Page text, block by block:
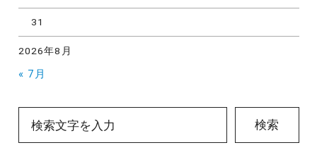
2026年8月
31
« 7月
検索